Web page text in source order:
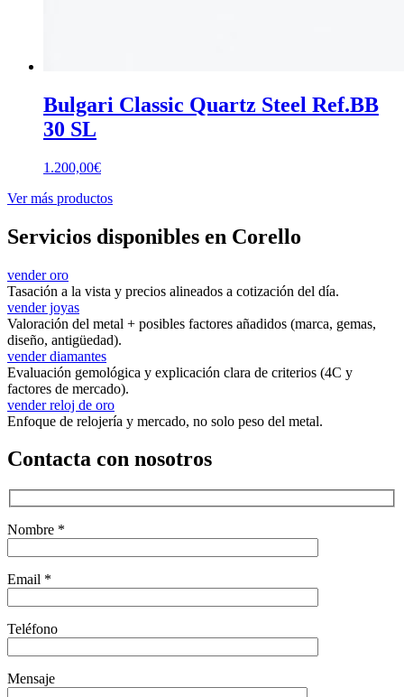
Bulgari Classic Quartz Steel Ref.BB
30 SL
1.200,00€
Ver más productos
Servicios disponibles en Corello
vender oro
Tasación a la vista y precios alineados a cotización del día.
vender joyas
Valoración del metal + posibles factores añadidos (marca, gemas,
diseño, antigüedad).
vender diamantes
Evaluación gemológica y explicación clara de criterios (4C y
factores de mercado).
vender reloj de oro
Enfoque de relojería y mercado, no solo peso del metal.
Contacta con nosotros
Nombre *
Email *
Teléfono
Mensaje